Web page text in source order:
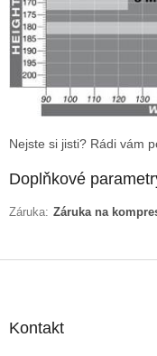
Nejste si jisti? Rádi vám
Doplňkové
Záruka: Záruka na
Kontakt